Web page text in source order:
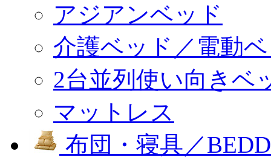
アジアンベッド
介護ベッド／電動
2台並列使い向きベ
マットレス
布団・寝具／